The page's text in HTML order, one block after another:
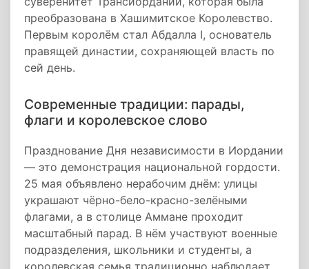
преобразована в Хашимитское Королевство.
Первым королём стал Абдалла I, основатель
правящей династии, сохраняющей власть по
сей день.
Современные традиции: парады,
флаги и королевское слово
Празднование Дня независимости в Иордании
— это демонстрация национальной гордости.
25 мая объявлено нерабочим днём: улицы
украшают чёрно-бело-красно-зелёными
флагами, а в столице Аммане проходит
масштабный парад. В нём участвуют военные
подразделения, школьники и студенты, а
королевская семья традиционно наблюдает